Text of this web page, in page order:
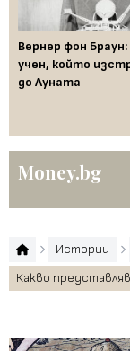
Вернер фон
учен, който
до Луната
Money.bg
Истории
Какво